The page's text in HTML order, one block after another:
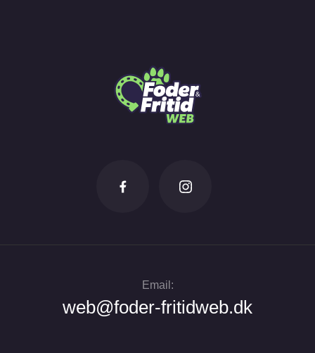
Email:
web@foder-fritidweb.dk